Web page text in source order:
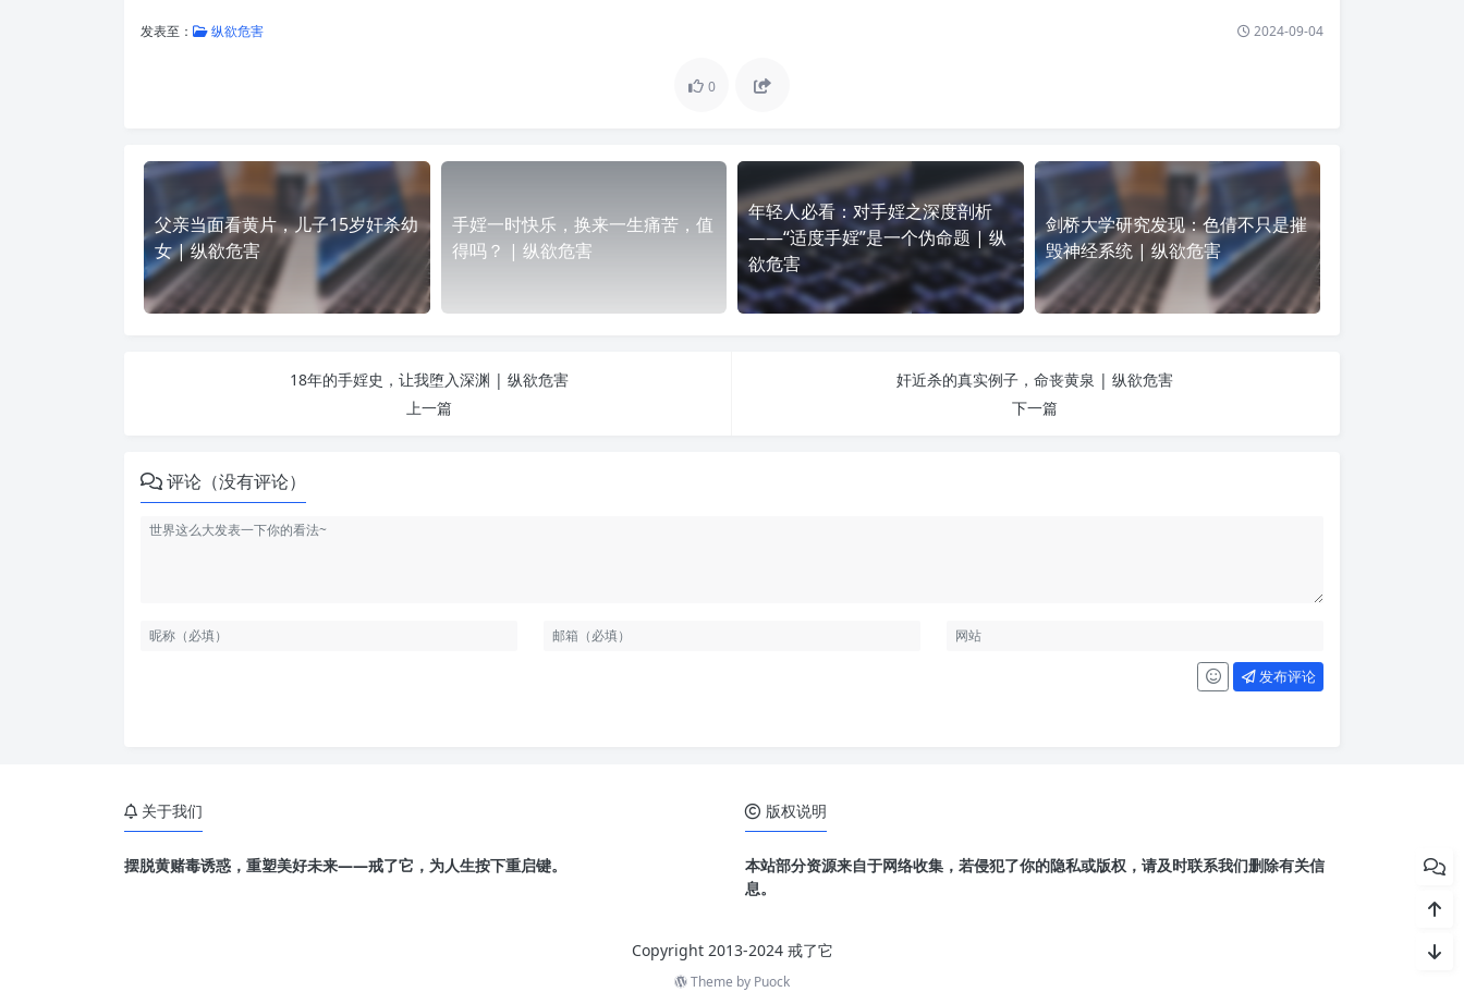
发表至： 纵欲危害 2024-09-04
0
父亲当面看黄片，儿子15岁奸杀幼
女 | 纵欲危害
手婬一时快乐，换来一生痛苦，值
得吗？ | 纵欲危害
年轻人必看：对手婬之深度剖析
——“适度手婬”是一个伪命题 | 纵
欲危害
剑桥大学研究发现：色倩不只是摧
毁神经系统 | 纵欲危害
18年的手婬史，让我堕入深渊 | 纵欲危害
上一篇
奸近杀的真实例子，命丧黄泉 | 纵欲危害
下一篇
评论（没有评论）
发布评论
关于我们
摆脱黄赌毒诱惑，重塑美好未来——戒了它，为人生按下重启键。
版权说明
本站部分资源来自于网络收集，若侵犯了你的隐私或版权，请及时联系我们删除有关信
息。
Copyright 2013-2024 戒了它
Theme by Puock